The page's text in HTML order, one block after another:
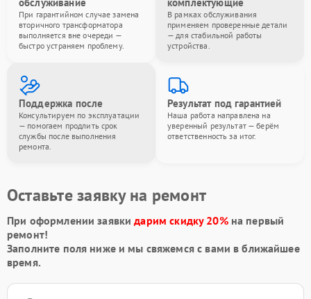
При гарантийном случае замена
вторичного трансформатора
выполняется вне очереди —
быстро устраняем проблему.
В рамках обслуживания
применяем проверенные детали
— для стабильной работы
устройства.
Поддержка после
Консультируем по эксплуатации
— помогаем продлить срок
службы после выполнения
ремонта.
Результат под гарантией
Наша работа направлена на
уверенный результат — берём
ответственность за итог.
Оставьте заявку на ремонт
При оформлении заявкидарим скидку 20%на первый
ремонт!
Заполните поля ниже и мы свяжемся с вами в ближайшее
время.